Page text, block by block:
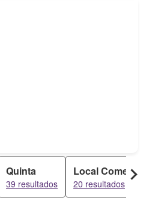
Quinta
39 resultados
Local Comercial
20 resultados